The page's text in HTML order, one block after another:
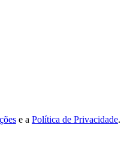
e a Política de Privacidade.